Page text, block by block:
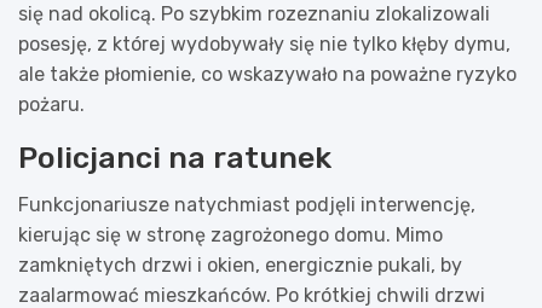
się nad okolicą. Po szybkim rozeznaniu zlokalizowali
posesję, z której wydobywały się nie tylko kłęby dymu,
ale także płomienie, co wskazywało na poważne ryzyko
pożaru.
Policjanci na ratunek
Funkcjonariusze natychmiast podjęli interwencję,
kierując się w stronę zagrożonego domu. Mimo
zamkniętych drzwi i okien, energicznie pukali, by
zaalarmować mieszkańców. Po krótkiej chwili drzwi